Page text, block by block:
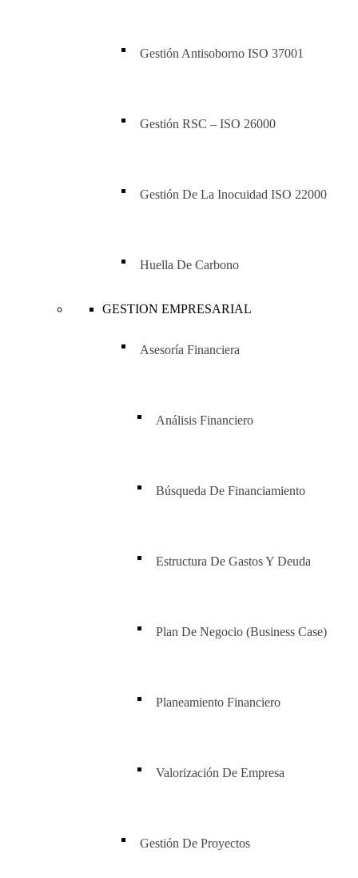
Gestión Antisoborno ISO 37001
Gestión RSC – ISO 26000
Gestión De La Inocuidad ISO 22000
Huella De Carbono
GESTION EMPRESARIAL
Asesoría Financiera
Análisis Financiero
Búsqueda De Financiamiento
Estructura De Gastos Y Deuda
Plan De Negocio (Business Case)
Planeamiento Financiero
Valorización De Empresa
Gestión De Proyectos